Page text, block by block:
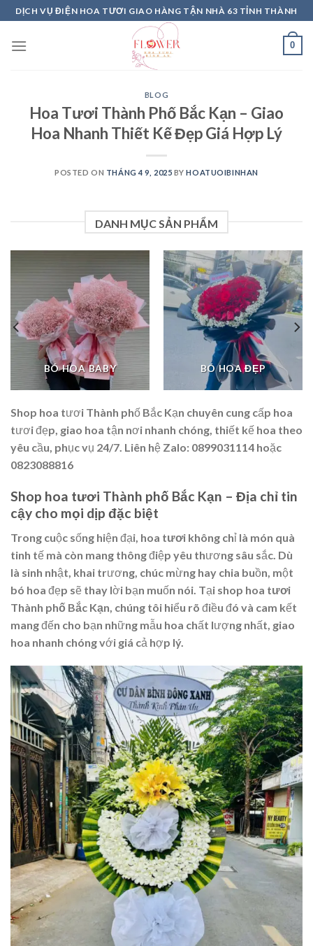
Skip
to
content
DỊCH VỤ ĐIỆN HOA TƯƠI GIAO HÀNG TẬN NHÀ 63 TỈNH THÀNH
0
BLOG
Hoa Tươi Thành Phố Bắc Kạn – Giao
Hoa Nhanh Thiết Kế Đẹp Giá Hợp Lý
POSTED ON THÁNG 4 9, 2025 BYHOATUOIBINHAN
DANH MỤC SẢN PHẨM
BÓ HOA BABY BÓ HOA ĐẸP
Shop hoa tươi Thành phố Bắc Kạn chuyên cung cấp hoa
tươi đẹp, giao hoa tận nơi nhanh chóng, thiết kế hoa theo
yêu cầu, phục vụ 24/7. Liên hệ Zalo: 0899031114 hoặc
0823088816
Shop hoa tươi Thành phố Bắc Kạn – Địa chỉ tin
cậy cho mọi dịp đặc biệt
Trong cuộc sống hiện đại, hoa tươi không chỉ là món quà
tinh tế mà còn mang thông điệp yêu thương sâu sắc. Dù
là sinh nhật, khai trương, chúc mừng hay chia buồn, một
bó hoa đẹp sẽ thay lời bạn muốn nói. Tại shop hoa tươi
Thành phố Bắc Kạn , chúng tôi hiểu rõ điều đó và cam kết
mang đến cho bạn những mẫu hoa chất lượng nhất, giao
hoa nhanh chóng với giá cả hợp lý.